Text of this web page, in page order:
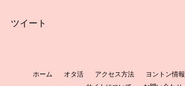
ツイート
ホーム オタ活 アクセス方法 ヨントン情報